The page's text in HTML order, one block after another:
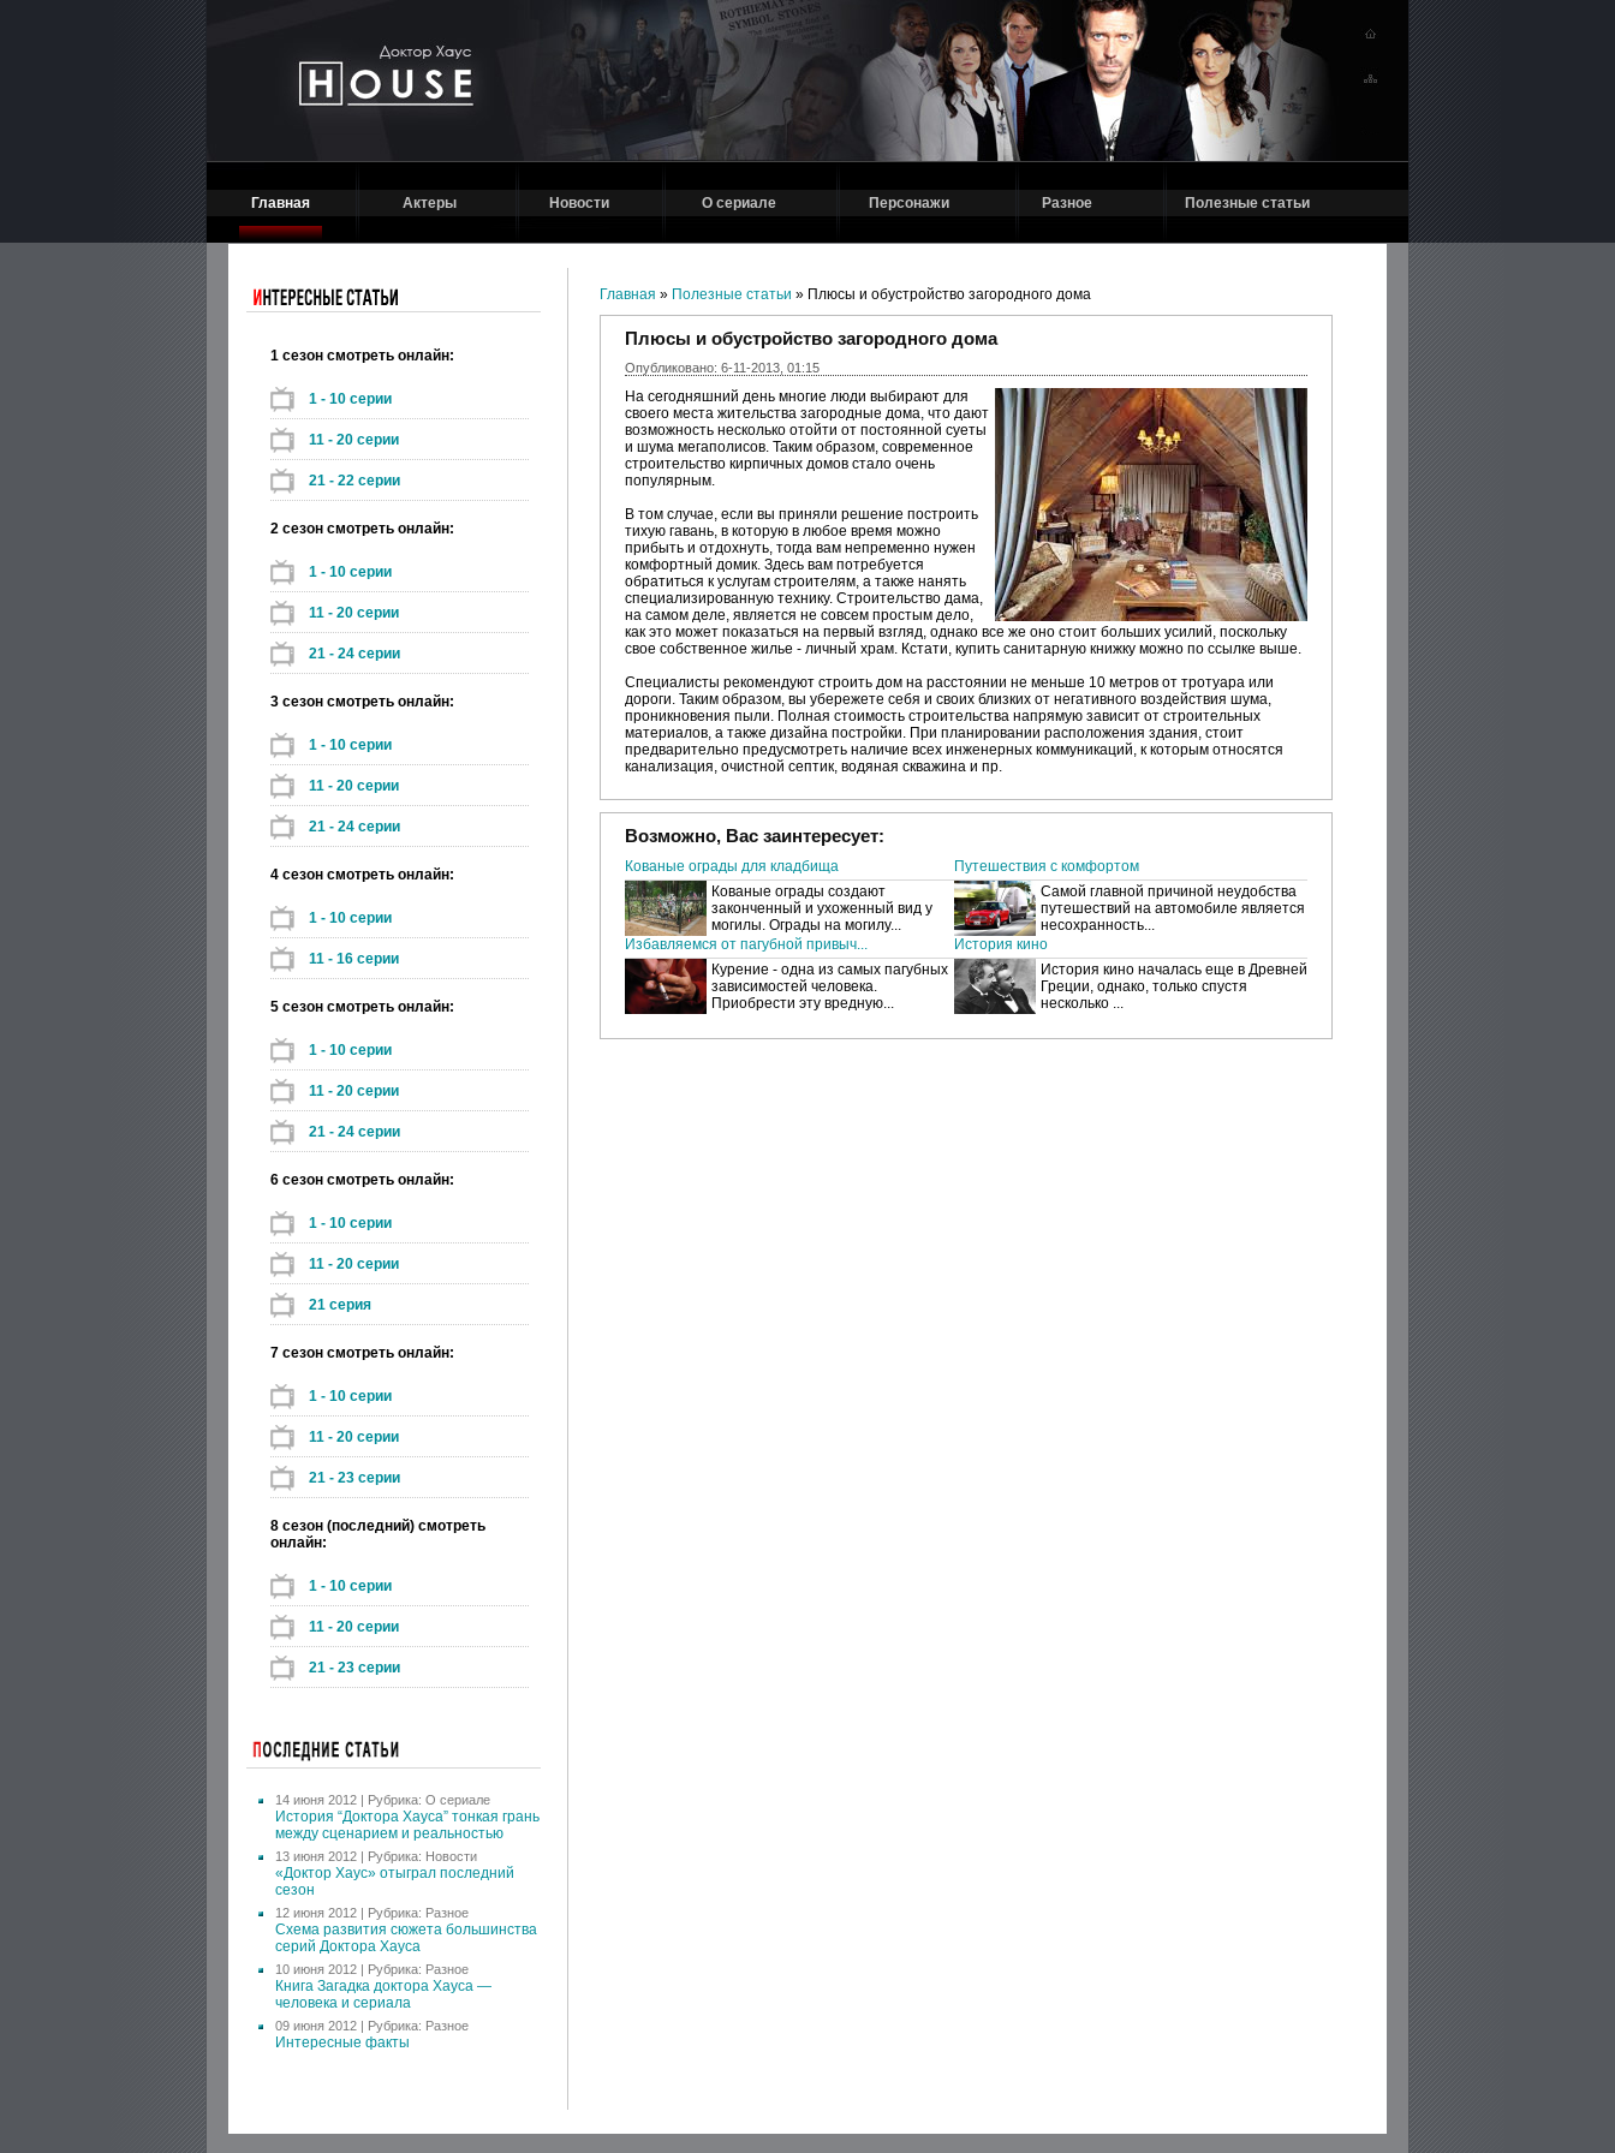
Главная Актеры Новости О сериале Персонажи Разное Полезные статьи
1 сезон смотреть онлайн:
1 - 10 серии
11 - 20 серии
21 - 22 серии
2 сезон смотреть онлайн:
1 - 10 серии
11 - 20 серии
21 - 24 серии
3 сезон смотреть онлайн:
1 - 10 серии
11 - 20 серии
21 - 24 серии
4 сезон смотреть онлайн:
1 - 10 серии
11 - 16 серии
5 сезон смотреть онлайн:
1 - 10 серии
11 - 20 серии
21 - 24 серии
6 сезон смотреть онлайн:
1 - 10 серии
11 - 20 серии
21 серия
7 сезон смотреть онлайн:
1 - 10 серии
11 - 20 серии
21 - 23 серии
8 сезон (последний) смотреть
онлайн:
1 - 10 серии
11 - 20 серии
21 - 23 серии
14 июня 2012 | Рубрика: О сериале
История “Доктора Хауса” тонкая грань
между сценарием и реальностью
13 июня 2012 | Рубрика: Новости
«Доктор Хаус» отыграл последний
сезон
12 июня 2012 | Рубрика: Разное
Схема развития сюжета большинства
серий Доктора Хауса
10 июня 2012 | Рубрика: Разное
Книга Загадка доктора Хауса —
человека и сериала
09 июня 2012 | Рубрика: Разное
Интересные факты
Главная » Полезные статьи » Плюсы и обустройство загородного дома
Плюсы и обустройство загородного дома
Опубликовано: 6-11-2013, 01:15
На сегодняшний день многие люди выбирают для
своего места жительства загородные дома, что дают
возможность несколько отойти от постоянной суеты
и шума мегаполисов. Таким образом, современное
строительство кирпичных домов стало очень
популярным.
В том случае, если вы приняли решение построить
тихую гавань, в которую в любое время можно
прибыть и отдохнуть, тогда вам непременно нужен
комфортный домик. Здесь вам потребуется
обратиться к услугам строителям, а также нанять
специализированную технику. Строительство дама,
на самом деле, является не совсем простым дело,
как это может показаться на первый взгляд, однако все же оно стоит больших усилий, поскольку
свое собственное жилье - личный храм. Кстати, купить санитарную книжку можно по ссылке выше.
Специалисты рекомендуют строить дом на расстоянии не меньше 10 метров от тротуара или
дороги. Таким образом, вы убережете себя и своих близких от негативного воздействия шума,
проникновения пыли. Полная стоимость строительства напрямую зависит от строительных
материалов, а также дизайна постройки. При планировании расположения здания, стоит
предварительно предусмотреть наличие всех инженерных коммуникаций, к которым относятся
канализация, очистной септик, водяная скважина и пр.
Возможно, Вас заинтересует:
Кованые ограды для кладбища
Кованые ограды создают
законченный и ухоженный вид у
могилы. Ограды на могилу...
Путешествия с комфортом
Самой главной причиной неудобства
путешествий на автомобиле является
несохранность...
Избавляемся от пагубной привыч...
Курение - одна из самых пагубных
зависимостей человека.
Приобрести эту вредную...
История кино
История кино началась еще в Древней
Греции, однако, только спустя
несколько ...